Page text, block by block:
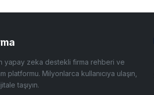
yapay zeka destekli firma rehberi ve
platformu. Milyonlarca kullanıcıya ulaşın,
taşıyın.